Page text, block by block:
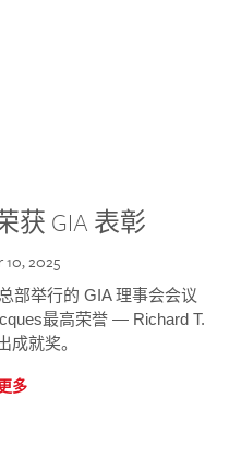
获 GIA 表彰
2025
部举行的 GIA 理事会会议
最高荣誉 — Richard T.
成就奖。
多